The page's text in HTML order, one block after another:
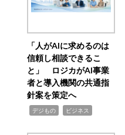
「人がAIに求めるのは
信頼し相談できるこ
と」 ロジカがAI事業
者と導入機関の共通指
針案を策定へ
デジもの ビジネス